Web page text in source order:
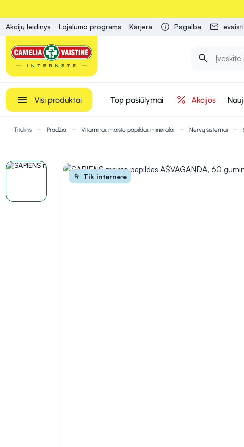
Akcijų leidinys Lojalumo programa Karjera Pagalba
Visi produktai Top pasiūlymai Akcijos
Titulinis Pradžia Vitaminai, maisto papildai, mineralai Nervų sistemai
Tik internete